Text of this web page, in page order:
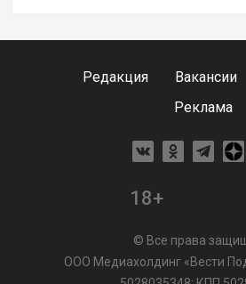
Редакция Вакансии
Реклама
18+
© Все права
ООО Медиахолдинг «Вести